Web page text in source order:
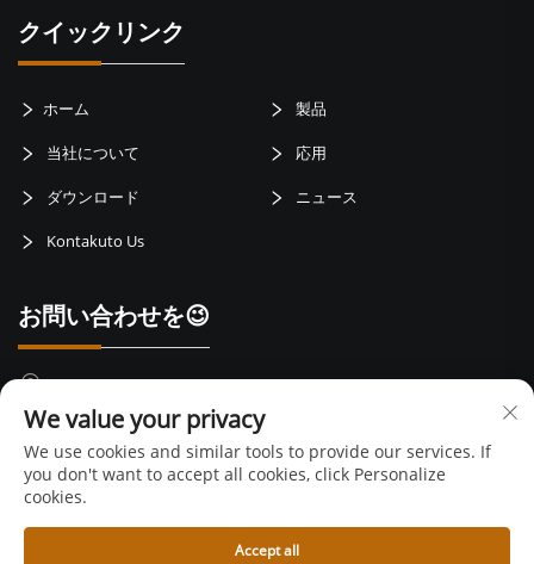
クイックリンク
ホーム 製品
当社について 応用
ダウンロード ニュース
Kontakuto Us
お問い合わせを😉
+86-15399417429
[email protected]
We value your privacy
We use cookies and similar tools to provide our services. If
you don't want to accept all cookies, click Personalize
cookies.
Accept all